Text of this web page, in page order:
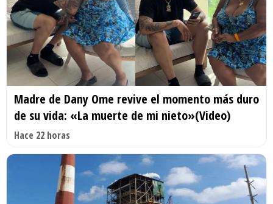
Madre de Dany Ome revive el momento más duro
de su vida: «La muerte de mi nieto»(Video)
Hace 22 horas